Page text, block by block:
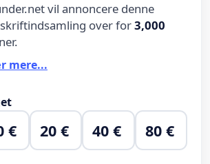
vil annoncere denne
over for3,000
mere...
€ 20 € 40 € 80 €